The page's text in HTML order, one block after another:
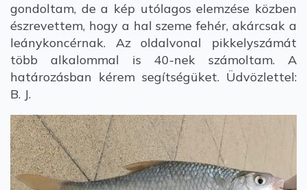
gondoltam, de a kép utólagos elemzése közben
észrevettem, hogy a hal szeme fehér, akárcsak a
leánykoncérnak. Az oldalvonal pikkelyszámát
több alkalommal is 40-nek számoltam. A
határozásban kérem segítségüket. Üdvözlettel:
B. J.